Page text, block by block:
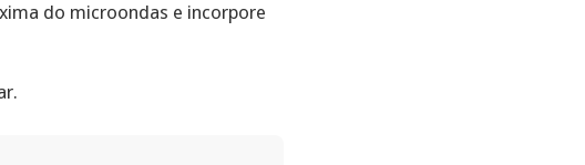
do microondas e incorpore